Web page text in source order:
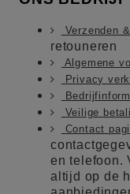
Verzenden
retouneren
Algemene
Privacy
Veilige
Contact
en telefoon.
altijd op de